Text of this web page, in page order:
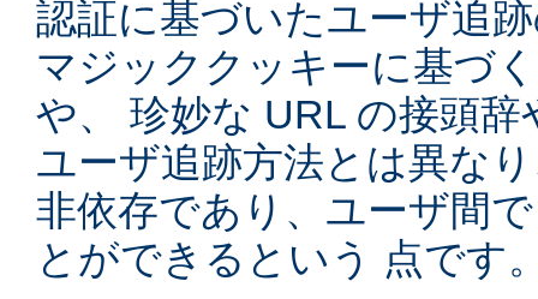
認証に基づいたユーザ追
マジッククッキーに基づ
や、 珍妙な URL の接頭
ユーザ追跡方法とは異な
非依存であり、ユーザ間
とができるという 点です